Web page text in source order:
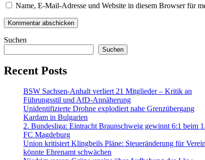
Name, E-Mail-Adresse und Website in diesem Browser für
Suchen
Suchen
Recent Posts
BSW Sachsen-Anhalt verliert 21 Mitglieder – Kritik an
Führungsstil und AfD-Annäherung
Unidentifizierte Drohne explodiert nahe Grenzübergang
Kardam in Bulgarien
2. Bundesliga: Eintracht Braunschweig gewinnt 6:1 beim 1.
FC Magdeburg
Union kritisiert Klingbeils Pläne: Steueränderung für
könnte Ehrenamt schwächen